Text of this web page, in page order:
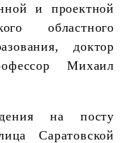
и проектной
областного
доктор
Михаил
на посту
Саратовской